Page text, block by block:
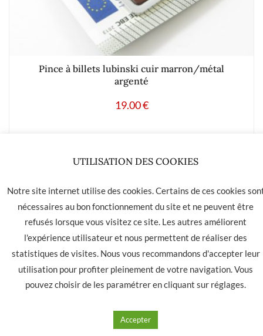
Pince à billets lubinski cuir marron/métal
argenté
19.00€
LA HAVANE 40 bis rue des Tilleuls 30900 NIMES - Tél: 04 66
Contact CGU CGV
UTILISATION DES COOKIES
Notre site internet utilise des cookies. Certains de ces cookies
nécessaires au bon fonctionnement du site et ne peuvent être
refusés lorsque vous visitez ce site. Les autres améliorent
l'expérience utilisateur et nous permettent de réaliser des
statistiques de visites. Nous vous recommandons d'accepter leur
utilisation pour profiter pleinement de votre navigation. Vous
pouvez choisir de les paramétrer en cliquant sur réglages.
Accepter